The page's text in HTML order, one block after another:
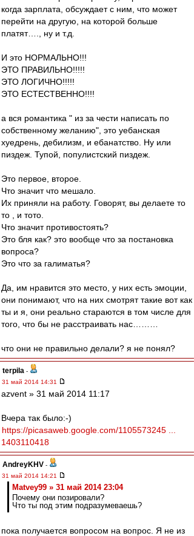
когда зарплата, обсуждает с ним, что может
перейти на другую, на которой больше
платят…., ну и т.д.
И это НОРМАЛЬНО!!!
ЭТО ПРАВИЛЬНО!!!!!
ЭТО ЛОГИЧНО!!!!!
ЭТО ЕСТЕСТВЕННО!!!!
а вся романтика " из за чести написать по
собственному желанию", это уебанская
хуедрень, дебилизм, и ебанатство. Ну или
пиздеж. Тупой, популистский пиздеж.
Это первое, второе.
Что значит что мешало.
Их приняли на работу. Говорят, вы делаете то
то , и тото.
Что значит противостоять?
Это бля как? это вообще что за постановка
вопроса?
Это что за галиматья?
Да, им нравится это место, у них есть эмоции,
они понимают, что на них смотрят такие вот как
ты и я, они реально стараются в том числе для
того, что бы не расстраивать нас………
что они не правильно делали? я не понял?
terpila -
31 май 2014 14:31
azvent » 31 май 2014 11:17
Вчера так было:-)
https://picasaweb.google.com/1105573245 ...
1403110418
AndreyKHV -
31 май 2014 14:21
Matvey99 » 31 май 2014 23:04
Почему они позировали?
Что ты под этим подразумеваешь?
пока получается вопросом на вопрос. Я не из